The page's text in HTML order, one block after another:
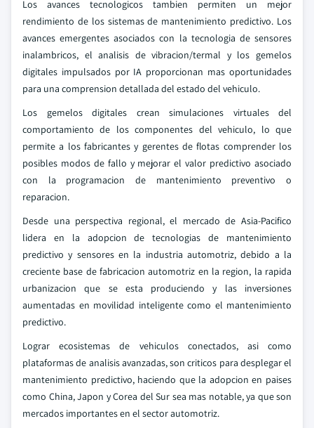
Los avances tecnologicos tambien permiten un mejor
rendimiento de los sistemas de mantenimiento predictivo. Los
avances emergentes asociados con la tecnologia de sensores
inalambricos, el analisis de vibracion/termal y los gemelos
digitales impulsados por IA proporcionan mas oportunidades
para una comprension detallada del estado del vehiculo.
Los gemelos digitales crean simulaciones virtuales del
comportamiento de los componentes del vehiculo, lo que
permite a los fabricantes y gerentes de flotas comprender los
posibles modos de fallo y mejorar el valor predictivo asociado
con la programacion de mantenimiento preventivo o
reparacion.
Desde una perspectiva regional, el mercado de Asia-Pacifico
lidera en la adopcion de tecnologias de mantenimiento
predictivo y sensores en la industria automotriz, debido a la
creciente base de fabricacion automotriz en la region, la rapida
urbanizacion que se esta produciendo y las inversiones
aumentadas en movilidad inteligente como el mantenimiento
predictivo.
Lograr ecosistemas de vehiculos conectados, asi como
plataformas de analisis avanzadas, son criticos para desplegar el
mantenimiento predictivo, haciendo que la adopcion en paises
como China, Japon y Corea del Sur sea mas notable, ya que son
mercados importantes en el sector automotriz.